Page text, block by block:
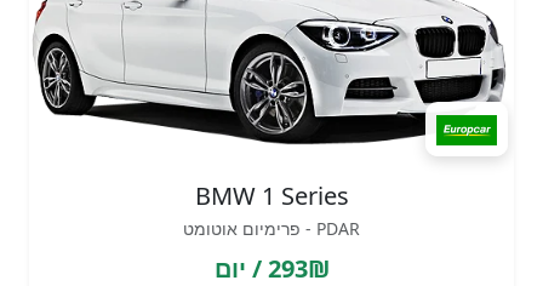
BMW 1 Series
PDAR - פרימיום אוטומט
293₪ / יום